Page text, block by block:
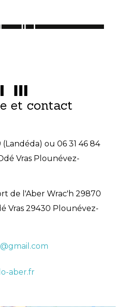
et contact
(Landéda) ou 06 31 46 84
Vras Plounévez-
de l'Aber Wrac'h 29870
Vras 29430 Plounévez-
aber.fr